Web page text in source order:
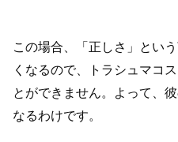
この場合、「正しさ」とい
くなるので、トラシュマコ
とができません。よって、
なるわけです。